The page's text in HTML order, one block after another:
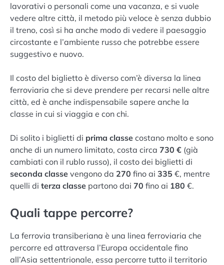
lavorativi o personali come una vacanza, e si vuole
vedere altre città, il metodo più veloce è senza dubbio
il treno, così si ha anche modo di vedere il paesaggio
circostante e l’ambiente russo che potrebbe essere
suggestivo e nuovo.
Il costo del biglietto è diverso com’è diversa la linea
ferroviaria che si deve prendere per recarsi nelle altre
città, ed è anche indispensabile sapere anche la
classe in cui si viaggia e con chi.
Di solito i biglietti di prima classe costano molto e sono
anche di un numero limitato, costa circa 730 € (già
cambiati con il rublo russo), il costo dei biglietti di
seconda classe vengono da 270 fino ai 335 €, mentre
quelli di terza classe partono dai 70 fino ai 180 €.
Quali tappe percorre?
La ferrovia transiberiana è una linea ferroviaria che
percorre ed attraversa l’Europa occidentale fino
all’Asia settentrionale, essa percorre tutto il territorio